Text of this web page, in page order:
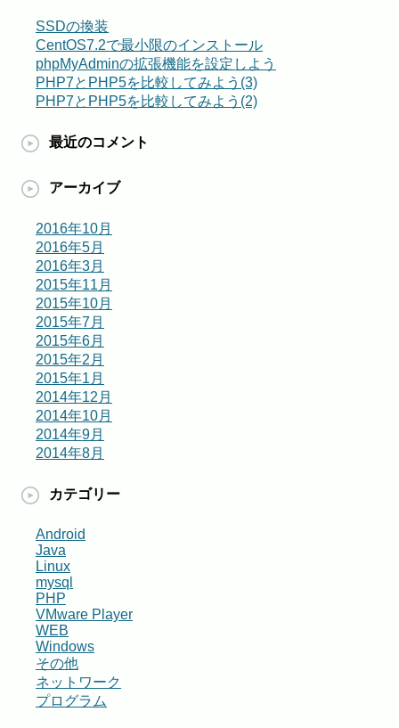
SSDの換装
CentOS7.2で最小限のインストール
phpMyAdminの拡張機能を設定しよう
PHP7とPHP5を比較してみよう(3)
PHP7とPHP5を比較してみよう(2)
最近のコメント
アーカイブ
2016年10月
2016年5月
2016年3月
2015年11月
2015年10月
2015年7月
2015年6月
2015年2月
2015年1月
2014年12月
2014年10月
2014年9月
2014年8月
カテゴリー
Android
Java
Linux
mysql
PHP
VMware Player
WEB
Windows
その他
ネットワーク
プログラム